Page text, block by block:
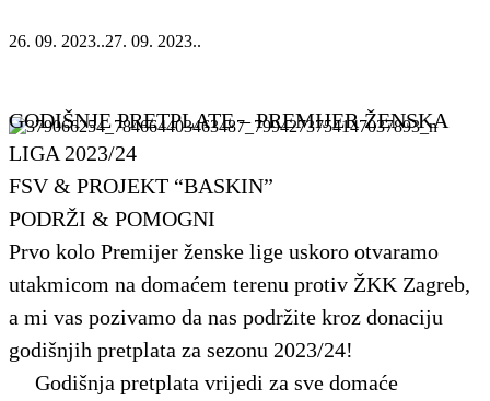
26. 09. 2023..27. 09. 2023..
GODIŠNJE PRETPLATE – PREMIJER ŽENSKA
LIGA 2023/24
FSV & PROJEKT “BASKIN”
PODRŽI & POMOGNI
Prvo kolo Premijer ženske lige uskoro otvaramo
utakmicom na domaćem terenu protiv ŽKK Zagreb,
a mi vas pozivamo da nas podržite kroz donaciju
godišnjih pretplata za sezonu 2023/24!
Godišnja pretplata vrijedi za sve domaće